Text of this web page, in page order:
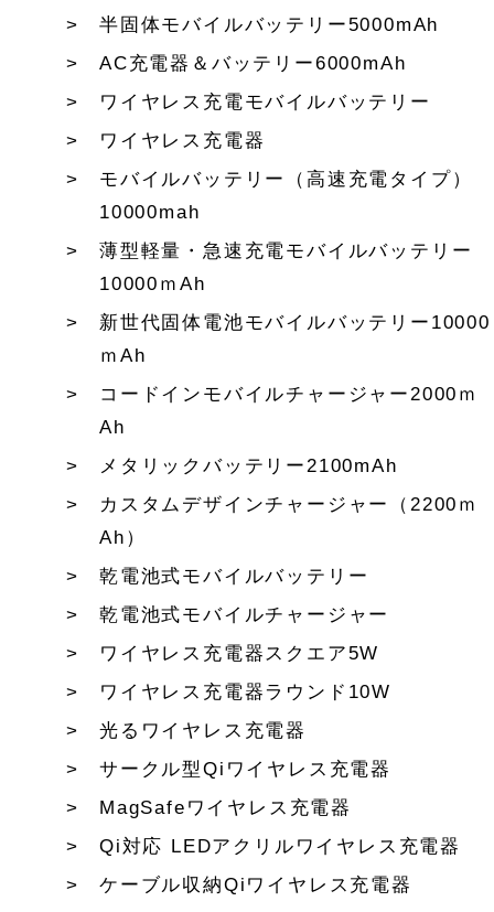
半固体モバイルバッテリー5000mAh
AC充電器＆バッテリー6000mAh
ワイヤレス充電モバイルバッテリー
ワイヤレス充電器
モバイルバッテリー（高速充電タイプ）
10000mah
薄型軽量・急速充電モバイルバッテリー
10000ｍAh
新世代固体電池モバイルバッテリー10000
ｍAh
コードインモバイルチャージャー2000ｍ
Ah
メタリックバッテリー2100mAh
カスタムデザインチャージャー（2200ｍ
Ah）
乾電池式モバイルバッテリー
乾電池式モバイルチャージャー
ワイヤレス充電器スクエア5W
ワイヤレス充電器ラウンド10W
光るワイヤレス充電器
サークル型Qiワイヤレス充電器
MagSafeワイヤレス充電器
Qi対応 LEDアクリルワイヤレス充電器
ケーブル収納Qiワイヤレス充電器